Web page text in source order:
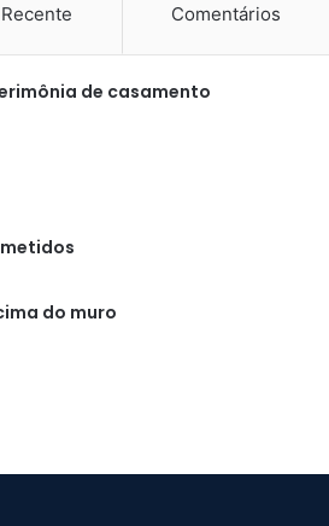
Recente Comentários
de casamento
do muro